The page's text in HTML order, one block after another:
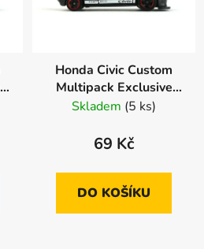
Honda Civic Custom
Multipack Exclusive
Vybaleno Error Oděrky
Skladem (5 ks)
69 Kč
DO KOŠÍKU